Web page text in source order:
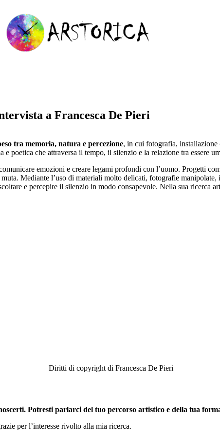
a Francesca De Pieri
tra memoria, natura e percezione, in cui fotografia, installazione
poetica che attraversa il tempo, il silenzio e la relazione tra essere
emozioni e creare legami profondi con l’uomo. Progetti
muta. Mediante l’uso di materiali molto delicati, fotografie
e percepire il silenzio in modo consapevole. Nella sua ricerca
Diritti di copyright di Francesca De Pieri
Potresti parlarci del tuo percorso artistico e della tua
per l’interesse rivolto alla mia ricerca.